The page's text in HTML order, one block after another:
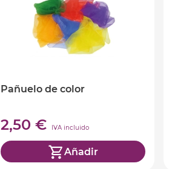
Pañuelo de color
2,50 € IVA incluido
Añadir